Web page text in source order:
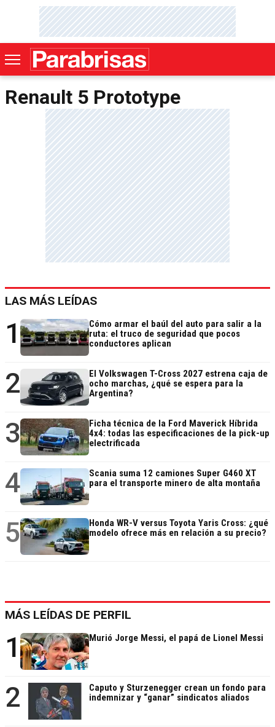
Renault 5 Prototype
LAS MÁS LEÍDAS
1
Cómo armar el baúl del auto para salir a la
ruta: el truco de seguridad que pocos
conductores aplican
2
El Volkswagen T-Cross 2027 estrena caja de
ocho marchas, ¿qué se espera para la
Argentina?
3
Ficha técnica de la Ford Maverick Híbrida
4x4: todas las especificaciones de la pick-up
electrificada
4
Scania suma 12 camiones Super G460 XT
para el transporte minero de alta montaña
5
Honda WR-V versus Toyota Yaris Cross: ¿qué
modelo ofrece más en relación a su precio?
MÁS LEÍDAS DE PERFIL
1 Murió Jorge Messi, el papá de Lionel Messi
2
Caputo y Sturzenegger crean un fondo para
indemnizar y “ganar” sindicatos aliados